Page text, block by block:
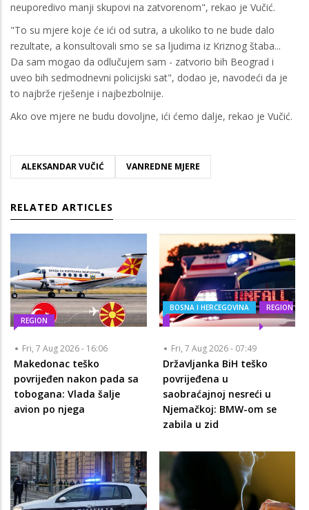
neuporedivo manji skupovi na zatvorenom", rekao je Vučić.
"To su mjere koje će ići od sutra, a ukoliko to ne bude dalo
rezultate, a konsultovali smo se sa ljudima iz Kriznog štaba...
Da sam mogao da odlučujem sam - zatvorio bih Beograd i
uveo bih sedmodnevni policijski sat", dodao je, navodeći da je
to najbrže rješenje i najbezbolnije.
Ako ove mjere ne budu dovoljne, ići ćemo dalje, rekao je Vučić.
ALEKSANDAR VUČIĆ VANREDNE MJERE
RELATED ARTICLES
REGION
Fri, 7 Aug 2026 - 16:06
Makedonac teško
povrijeđen nakon pada sa
tobogana: Vlada šalje
avion po njega
BOSNA I HERCEGOVINA REGION
Fri, 7 Aug 2026 - 07:49
Državljanka BiH teško
povrijeđena u
saobraćajnoj nesreći u
Njemačkoj: BMW-om se
zabila u zid